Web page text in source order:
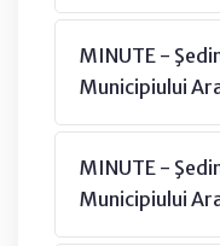
MINUTE -
Municipiului
MINUTE -
Municipiului